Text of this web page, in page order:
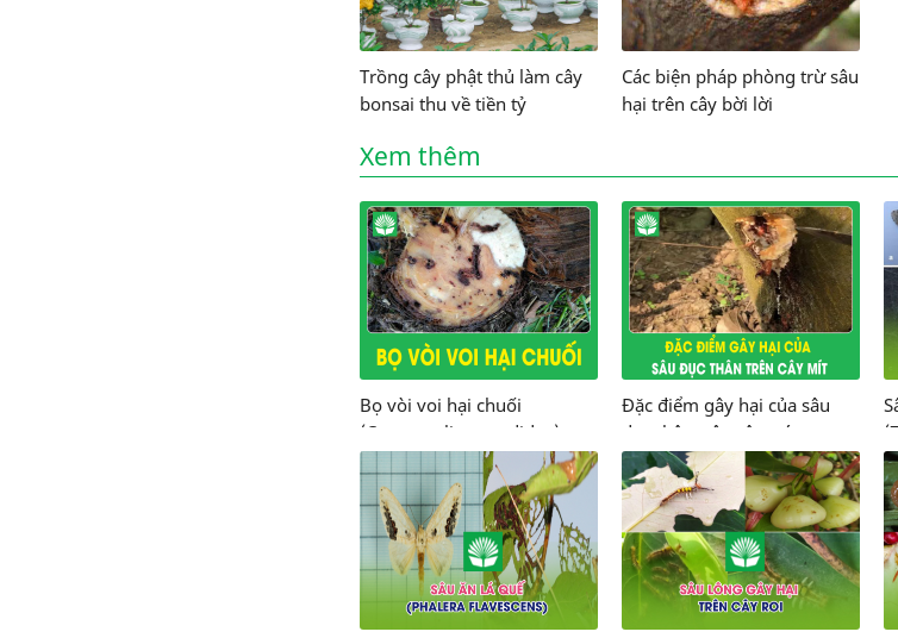
Trồng cây phật thủ làm cây
bonsai thu về tiền tỷ
Các biện pháp phòng trừ sâu
hại trên cây bời lời
Xem thêm
Bọ vòi voi hại chuối
(Cosmopolites sordidus)
Đặc điểm gây hại của sâu
đục thân trên cây mít
(Batocera rufomaculata)